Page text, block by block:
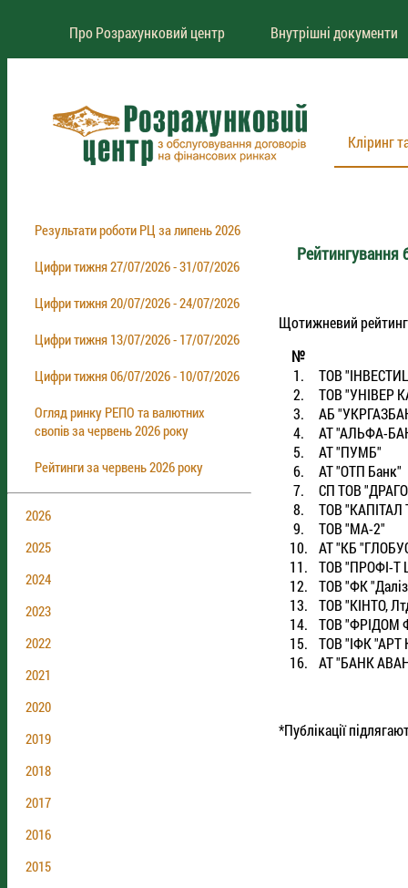
Про Розрахунковий центр Внутрішні документи
Кліринг
Результати роботи РЦ за липень 2026
Цифри тижня 27/07/2026 - 31/07/2026
Цифри тижня 20/07/2026 - 24/07/2026
Цифри тижня 13/07/2026 - 17/07/2026
Цифри тижня 06/07/2026 - 10/07/2026
Огляд ринку РЕПО та валютних
свопів за червень 2026 року
Рейтинги за червень 2026 року
2026
2025
2024
2023
2022
2021
2020
2019
2018
2017
2016
2015
Рейтингування
Щотижневий рейтинг
№
1.
ТОВ
2.
ТОВ "УНIВЕР
3.
АБ
4.
АТ "АЛЬФА-
5.
АТ "ПУМБ"
6.
АТ "ОТП Банк"
7.
СП ТОВ
8.
ТОВ "КАПIТАЛ
9.
ТОВ "МА-2"
10.
АТ "КБ
11.
ТОВ "ПРОФI-Т
12.
ТОВ "ФК
13.
ТОВ "КIНТО,
14.
ТОВ "ФРIДОМ
15.
ТОВ "IФК "АРТ
16.
АТ "БАНК
*Публікації